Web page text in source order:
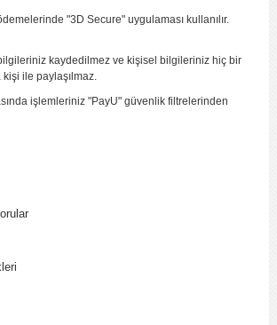
"3D Secure" uygulaması kullanılır.
kaydedilmez ve kişisel bilgileriniz hiç bir
ile paylaşılmaz.
işlemleriniz "PayU" güvenlik filtrelerinden